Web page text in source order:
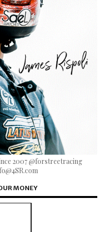
2007 @forstreetracing
MONEY